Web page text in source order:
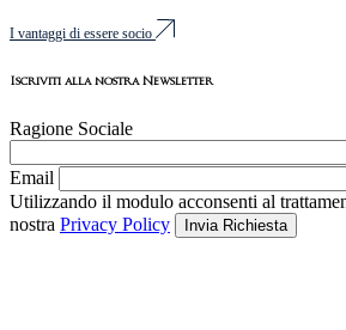
I vantaggi di essere socio
Iscriviti alla nostra Newsletter
Ragione Sociale
Email
Utilizzando il modulo acconsenti al
nostra Privacy Policy Invia Richiesta